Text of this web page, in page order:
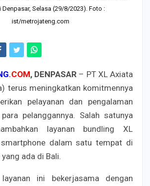
Denpasar, Selasa (29/8/2023). Foto :
ist/metrojateng.com
.COM, DENPASAR – PT XL Axiata
terus meningkatkan komitmennya
pelayanan dan pengalaman
pelanggannya. Salah satunya
layanan bundling XL
dalam satu tempat di
ada di Bali.
layanan ini bekerjasama dengan